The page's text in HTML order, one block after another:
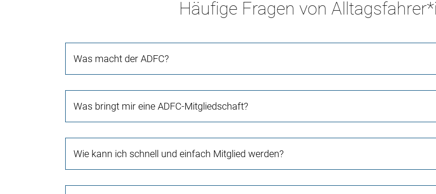
Häufige Fragen von
Was macht der ADFC?
Was bringt mir eine ADFC-Mitgliedschaft?
Wie kann ich schnell und einfach Mitglied werden?